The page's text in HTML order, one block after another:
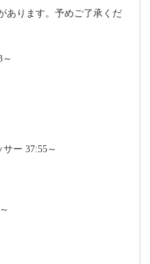
あります。予めご了承くだ
ー 37:55～